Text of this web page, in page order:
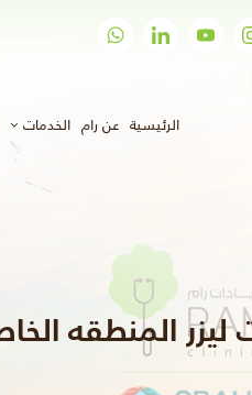
الرئيسية(الحالي)
عن رام الخدمات